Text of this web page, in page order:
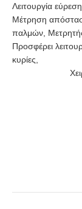
Λειτουργία
Μέτρηση
παλμών,
Προσφέρει
κυρίες,